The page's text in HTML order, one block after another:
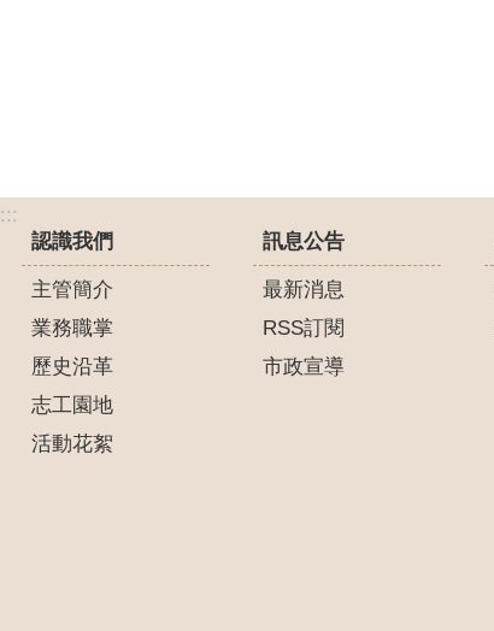
:::
認識我們
主管簡介
業務職掌
歷史沿革
志工園地
活動花絮
訊息公告
最新消息
RSS訂閱
市政宣導